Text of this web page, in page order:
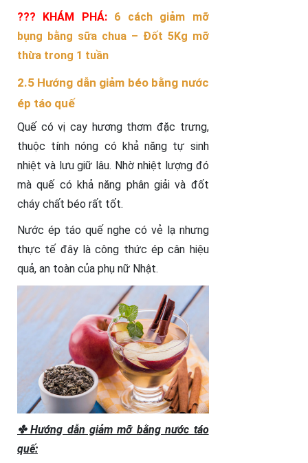
??? KHÁM PHÁ: 6 cách giảm mỡ
bụng bằng sữa chua – Đốt 5Kg mỡ
thừa trong 1 tuần
2.5 Hướng dẫn giảm béo bằng nước
ép táo quế
Quế có vị cay hương thơm đặc trưng,
thuộc tính nóng có khả năng tự sinh
nhiệt và lưu giữ lâu. Nhờ nhiệt lượng đó
mà quế có khả năng phân giải và đốt
cháy chất béo rất tốt.
Nước ép táo quế nghe có vẻ lạ nhưng
thực tế đây là công thức ép cân hiệu
quả, an toàn của phụ nữ Nhật.
✤ Hướng dẫn giảm mỡ bằng nước táo
quế: